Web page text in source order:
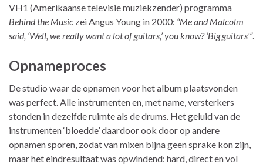
VH1 (Amerikaanse televisie muziekzender) programma
Behind the Music zei Angus Young in 2000: “Me and Malcolm
said, ‘Well, we really want a lot of guitars,’ you know? ‘Big guitars'”.
Opnameproces
De studio waar de opnamen voor het album plaatsvonden
was perfect. Alle instrumenten en, met name, versterkers
stonden in dezelfde ruimte als de drums. Het geluid van de
instrumenten ‘bloedde’ daardoor ook door op andere
opnamen sporen, zodat van mixen bijna geen sprake kon zijn,
maar het eindresultaat was opwindend: hard, direct en vol